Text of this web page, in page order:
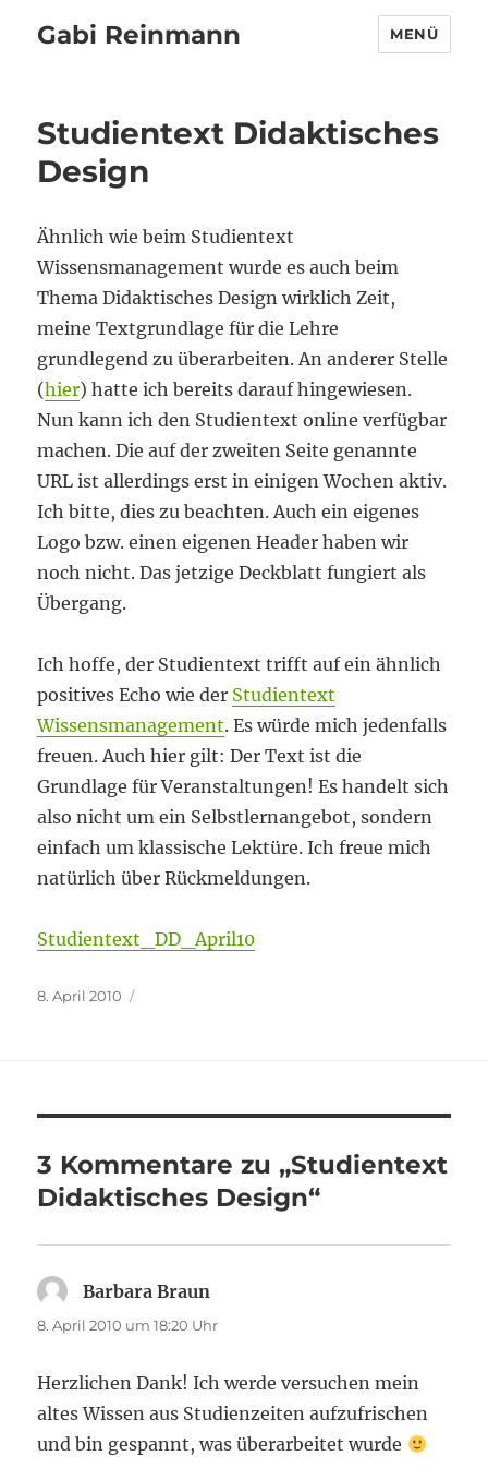
Gabi Reinmann MENÜ
Studientext Didaktisches
Design
Ähnlich wie beim Studientext
Wissensmanagement wurde es auch beim
Thema Didaktisches Design wirklich Zeit,
meine Textgrundlage für die Lehre
grundlegend zu überarbeiten. An anderer Stelle
(hier) hatte ich bereits darauf hingewiesen.
Nun kann ich den Studientext online verfügbar
machen. Die auf der zweiten Seite genannte
URL ist allerdings erst in einigen Wochen aktiv.
Ich bitte, dies zu beachten. Auch ein eigenes
Logo bzw. einen eigenen Header haben wir
noch nicht. Das jetzige Deckblatt fungiert als
Übergang.
Ich hoffe, der Studientext trifft auf ein ähnlich
positives Echo wie der Studientext
Wissensmanagement. Es würde mich jedenfalls
freuen. Auch hier gilt: Der Text ist die
Grundlage für Veranstaltungen! Es handelt sich
also nicht um ein Selbstlernangebot, sondern
einfach um klassische Lektüre. Ich freue mich
natürlich über Rückmeldungen.
Studientext_DD_April10
Veröffentlicht
8. April 2010
3 Kommentare zu „Studientext
Didaktisches Design“
Barbara Braun
8. April 2010 um 18:20 Uhr
Herzlichen Dank! Ich werde versuchen mein
altes Wissen aus Studienzeiten aufzufrischen
und bin gespannt, was überarbeitet wurde